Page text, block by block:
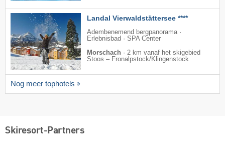
Landal Vierwaldstättersee ****
Adembenemend bergpanorama ·
Erlebnisbad · SPA Center
Morschach · 2 km vanaf het skigebied
Stoos – Fronalpstock/​Klingenstock
Nog meer tophotels
Skiresort-Partners